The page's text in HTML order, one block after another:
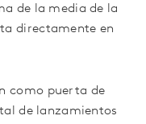
de la media de la
directamente en
como puerta de
de lanzamientos